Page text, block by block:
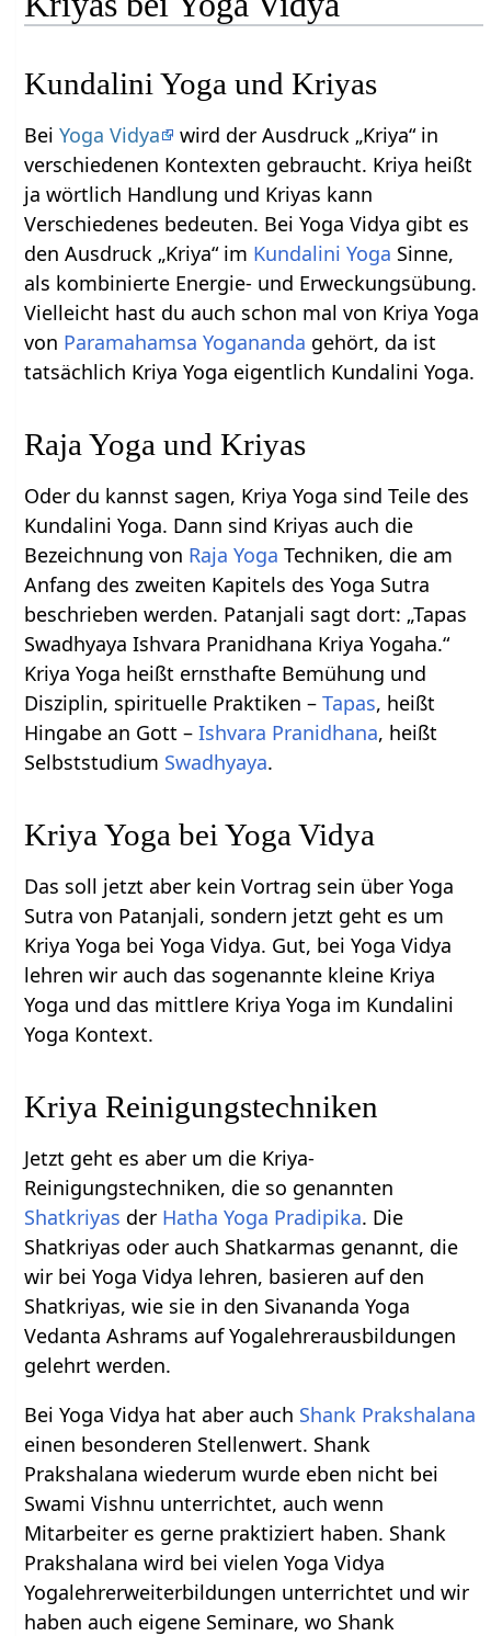
Kundalini Yoga und Kriyas
BeiYoga Vidya
wird der Ausdruck „Kriya“ in
verschiedenen Kontexten gebraucht. Kriya heißt
ja wörtlich Handlung und Kriyas kann
Verschiedenes bedeuten. Bei Yoga Vidya gibt es
den Ausdruck „Kriya“ im Kundalini Yoga Sinne,
als kombinierte Energie- und Erweckungsübung.
Vielleicht hast du auch schon mal von Kriya Yoga
von Paramahamsa Yogananda gehört, da ist
tatsächlich Kriya Yoga eigentlich Kundalini Yoga.
Raja Yoga und Kriyas
Oder du kannst sagen, Kriya Yoga sind Teile des
Kundalini Yoga. Dann sind Kriyas auch die
Bezeichnung von Raja Yoga Techniken, die am
Anfang des zweiten Kapitels des Yoga Sutra
beschrieben werden. Patanjali sagt dort: „Tapas
Swadhyaya Ishvara Pranidhana Kriya Yogaha.“
Kriya Yoga heißt ernsthafte Bemühung und
Disziplin, spirituelle Praktiken –Tapas, heißt
Hingabe an Gott –Ishvara Pranidhana, heißt
Selbststudium Swadhyaya.
Kriya Yoga bei Yoga Vidya
Das soll jetzt aber kein Vortrag sein über Yoga
Sutra von Patanjali, sondern jetzt geht es um
Kriya Yoga bei Yoga Vidya. Gut, bei Yoga Vidya
lehren wir auch das sogenannte kleine Kriya
Yoga und das mittlere Kriya Yoga im Kundalini
Yoga Kontext.
Kriya Reinigungstechniken
Jetzt geht es aber um die Kriya-
Reinigungstechniken, die so genannten
Shatkriyas der Hatha Yoga Pradipika. Die
Shatkriyas oder auch Shatkarmas genannt, die
wir bei Yoga Vidya lehren, basieren auf den
Shatkriyas, wie sie in den Sivananda Yoga
Vedanta Ashrams auf Yogalehrerausbildungen
gelehrt werden.
Bei Yoga Vidya hat aber auch Shank Prakshalana
einen besonderen Stellenwert. Shank
Prakshalana wiederum wurde eben nicht bei
Swami Vishnu unterrichtet, auch wenn
Mitarbeiter es gerne praktiziert haben. Shank
Prakshalana wird bei vielen Yoga Vidya
Yogalehrerweiterbildungen unterrichtet und wir
haben auch eigene Seminare, wo Shank